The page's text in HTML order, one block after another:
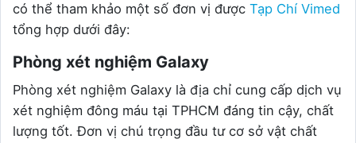
có thể tham khảo một số đơn vị được Tạp Chí Vimed
tổng hợp dưới đây:
Phòng xét nghiệm Galaxy
Phòng xét nghiệm Galaxy là địa chỉ cung cấp dịch vụ
xét nghiệm đông máu tại TPHCM đáng tin cậy, chất
lượng tốt. Đơn vị chú trọng đầu tư cơ sở vật chất